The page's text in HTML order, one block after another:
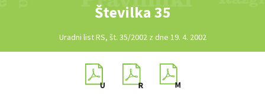
Številka 35
Uradni list RS, št. 35/2002 z dne 19. 4. 2002